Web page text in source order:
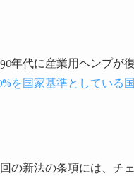
年代に産業用ヘンプが
を国家基準としている
の新法の条項には、チ